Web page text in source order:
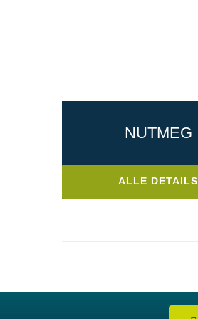
NUTMEG
ALLE DETAILS